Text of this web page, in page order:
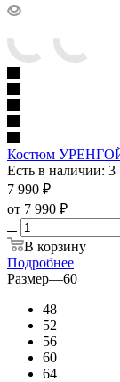
Костюм УРЕНГОЙ
Есть в наличии: 3
7 990 ₽
от 7 990 ₽
В корзину
Подробнее
Размер—60
48
52
56
60
64